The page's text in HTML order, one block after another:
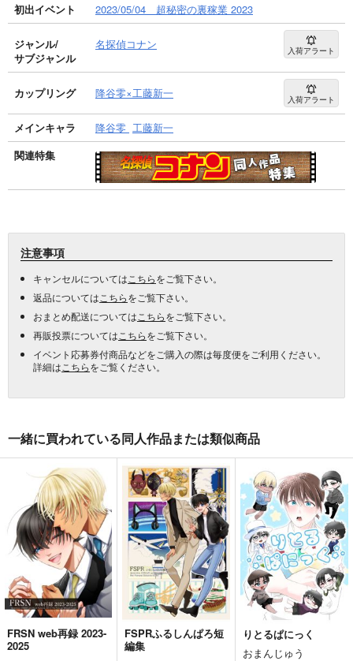
初出イベント
2023/05/04 超秘密の裏稼業 2023
ジャンル/
サブジャンル
名探偵コナン 入荷アラート
カップリング 降谷零×工藤新一 入荷アラート
メインキャラ 降谷零 工藤新一
関連特集
注意事項
キャンセルについては こちらをご覧下さい。
返品については こちらをご覧下さい。
おまとめ配送については こちらをご覧下さい。
再販投票については こちらをご覧下さい。
イベント応募券付商品などをご購入の際は毎度便をご利用ください。
詳細は こちらをご覧ください。
一緒に買われている同人作品または類似商品
FRSN web再録 2023-
2025
FSPRふるしんぱろ短
編集
りとるぱにっく
おまんじゅう